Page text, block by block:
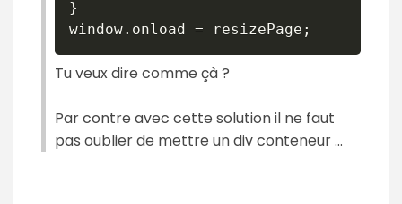
}
Tu veux dire comme çà ?
Par contre avec cette solution il ne faut
pas oublier de mettre un div conteneur ...